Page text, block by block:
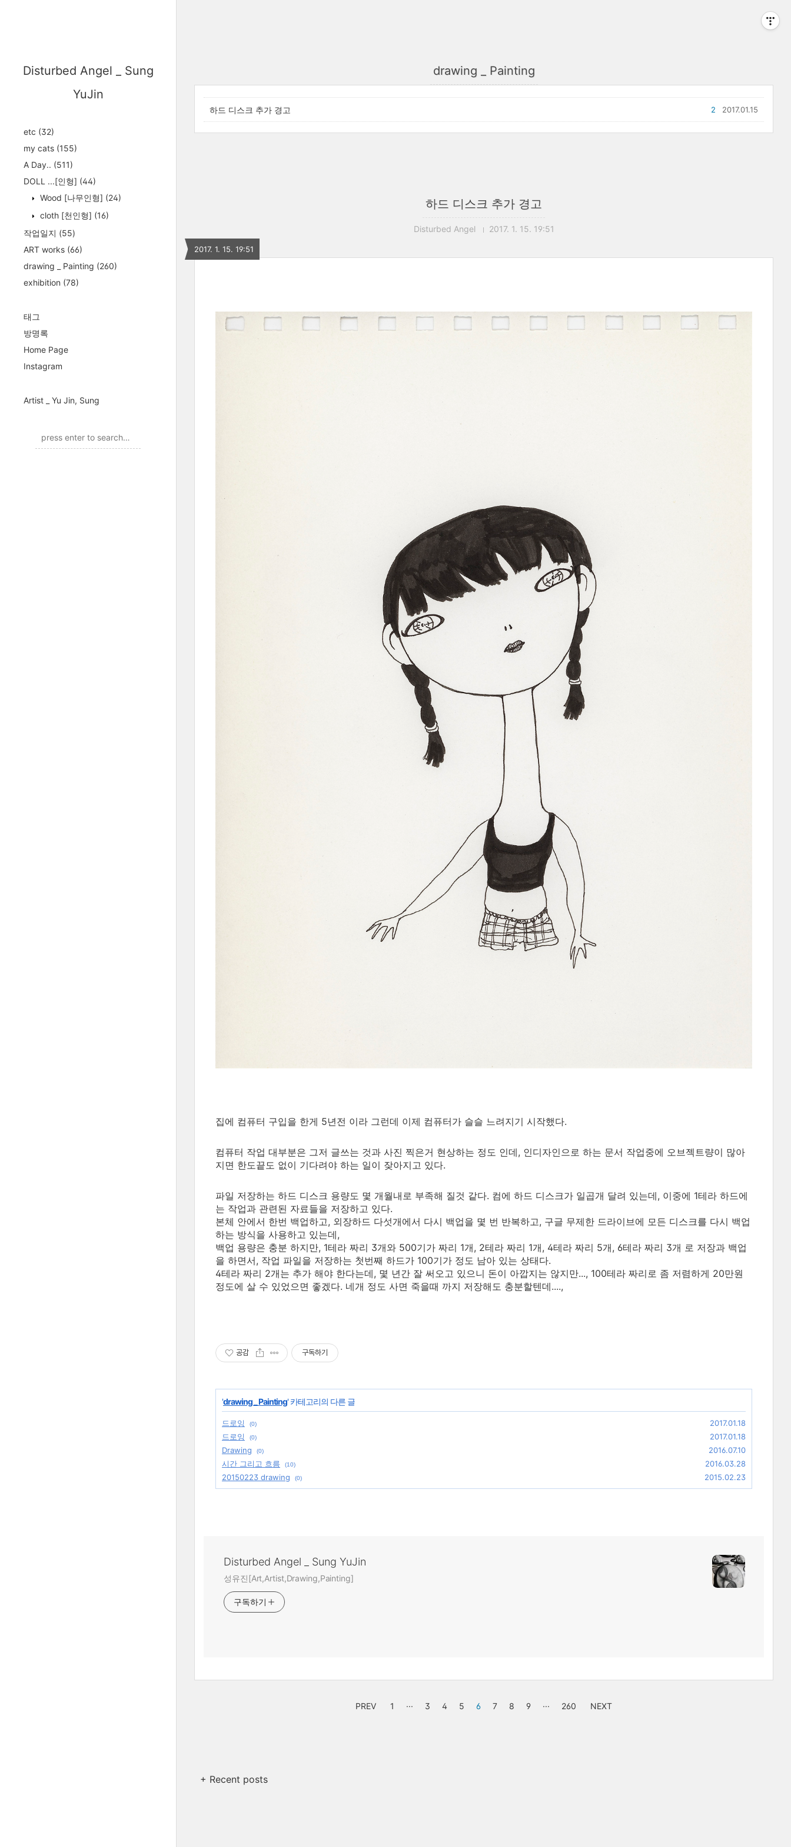
Disturbed Angel _ Sung
YuJin
etc (32)
my cats (155)
A Day.. (511)
DOLL ...[인형] (44)
Wood [나무인형] (24)
cloth [천인형] (16)
작업일지 (55)
ART works (66)
drawing _ Painting (260)
exhibition (78)
태그
방명록
Home Page
Instagram
Artist _ Yu Jin, Sung
drawing _ Painting
하드 디스크 추가 경고 2017.01.15
2
하드 디스크 추가 경고
Disturbed Angel 2017. 1. 15. 19:51
2017. 1. 15. 19:51
집에 컴퓨터 구입을 한게 5년전 이라 그런데 이제 컴퓨터가 슬슬 느려지기 시작했다.
컴퓨터 작업 대부분은 그저 글쓰는 것과 사진 찍은거 현상하는 정도 인데, 인디자인으로 하는 문서 작업중에 오브젝트량이 많아
지면 한도끝도 없이 기다려야 하는 일이 잦아지고 있다.
파일 저장하는 하드 디스크 용량도 몇 개월내로 부족해 질것 같다. 컴에 하드 디스크가 일곱개 달려 있는데, 이중에 1테라 하드에
는 작업과 관련된 자료들을 저장하고 있다.
본체 안에서 한번 백업하고, 외장하드 다섯개에서 다시 백업을 몇 번 반복하고, 구글 무제한 드라이브에 모든 디스크를 다시 백업
하는 방식을 사용하고 있는데,
백업 용량은 충분 하지만, 1테라 짜리 3개와 500기가 짜리 1개, 2테라 짜리 1개, 4테라 짜리 5개, 6테라 짜리 3개 로 저장과 백업
을 하면서, 작업 파일을 저장하는 첫번째 하드가 100기가 정도 남아 있는 상태다.
4테라 짜리 2개는 추가 해야 한다는데, 몇 년간 잘 써오고 있으니 돈이 아깝지는 않지만..., 100테라 짜리로 좀 저렴하게 20만원
정도에 살 수 있었으면 좋겠다. 네개 정도 사면 죽을때 까지 저장해도 충분할텐데....,
공감 구독하기
'drawing _ Painting' 카테고리의 다른 글
드로잉 (0)
2017.01.18
드로잉
(0)
2017.01.18
Drawing
(0)
2016.07.10
시간 그리고 흐름
(10)
2016.03.28
20150223 drawing
(0) 2015.02.23
Disturbed Angel _ Sung YuJin
성유진[Art,Artist,Drawing,Painting]
구독하기
PREV 1 ··· 3 4 5 6 7 8 9 ··· 260 NEXT
+ Recent posts